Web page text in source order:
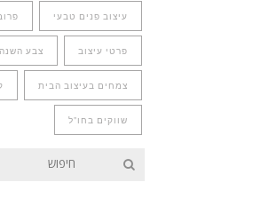
עיצוב פנים טבעי
פרטי עיצוב צבע השנה
צמחים בעיצוב הבית
שווקים בחו"ל